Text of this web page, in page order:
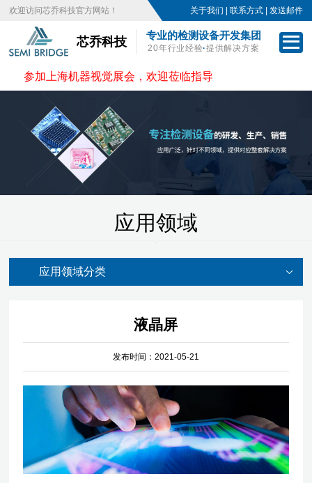
欢迎访问芯乔科技官方网站！ 关于我们 联系方式| 发送邮件
芯乔科技 专业的检测设备开发集团
20年行业经验·提供解决方案
参加上海机器视觉展会，欢迎莅临指导
应用领域
应用领域分类
液晶屏
发布时间：2021-05-21